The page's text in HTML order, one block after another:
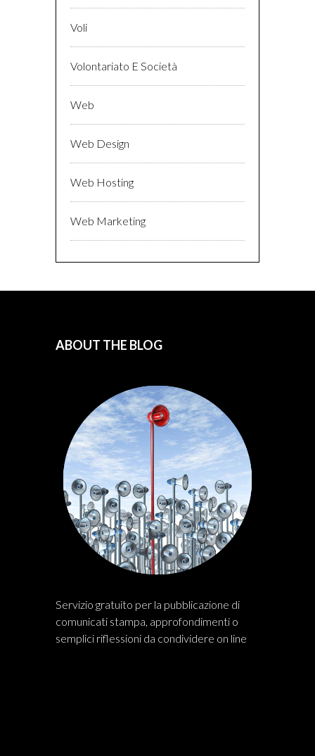
Voli
Volontariato E Società
Web
Web Design
Web Hosting
Web Marketing
ABOUT THE BLOG
Servizio gratuito per la pubblicazione di
comunicati stampa, approfondimenti o
semplici riflessioni da condividere on line